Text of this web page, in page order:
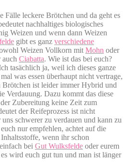
Fälle leckere Brötchen und da geht es
nachhaltiges biologisches
Weizen und wenn dann Weizen
gibt es ganz verschiedene
Weizen Vollkorn mit Mohn oder
auch Ciabatta. Wie ist das bei euch?
tasächlich ja, weil ich dieses ganze
was essen überhaupt nicht vertrage,
Brötchen ist leider immer Hybrid und
Verdauung. Dazu kommt das diese
Zubereitung keine Zeit zum
der Reifeprozess ist nicht
schwerer zu verdauen und kann zu
nur empfehlen, achtet auf die
wenn ihr schon
bei Gut Wulksfelde oder eurem
wird euch gut tun und man ist länger